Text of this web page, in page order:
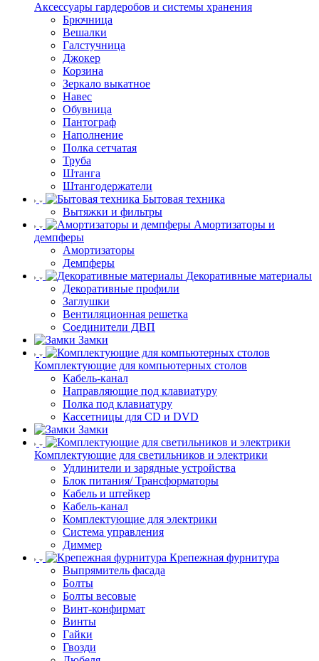
Аксессуары гардеробов и системы хранения
Брючница
Вешалки
Галстучница
Джокер
Корзина
Зеркало выкатное
Навес
Обувница
Пантограф
Наполнение
Полка сетчатая
Труба
Штанга
Штангодержатели
Бытовая техника
Вытяжки и фильтры
Амортизаторы и
демпферы
Амортизаторы
Демпферы
Декоративные материалы
Декоративные профили
Заглушки
Вентиляционная решетка
Соединители ДВП
Замки
Комплектующие для компьютерных столов
Кабель-канал
Направляющие под клавиатуру
Полка под клавиатуру
Кассетницы для CD и DVD
Замки
Комплектующие для светильников и электрики
Удлинители и зарядные устройства
Блок питания/ Трансформаторы
Кабель и штейкер
Кабель-канал
Комплектующие для электрики
Система управления
Диммер
Крепежная фурнитура
Выпрямитель фасада
Болты
Болты весовые
Винт-конфирмат
Винты
Гайки
Гвозди